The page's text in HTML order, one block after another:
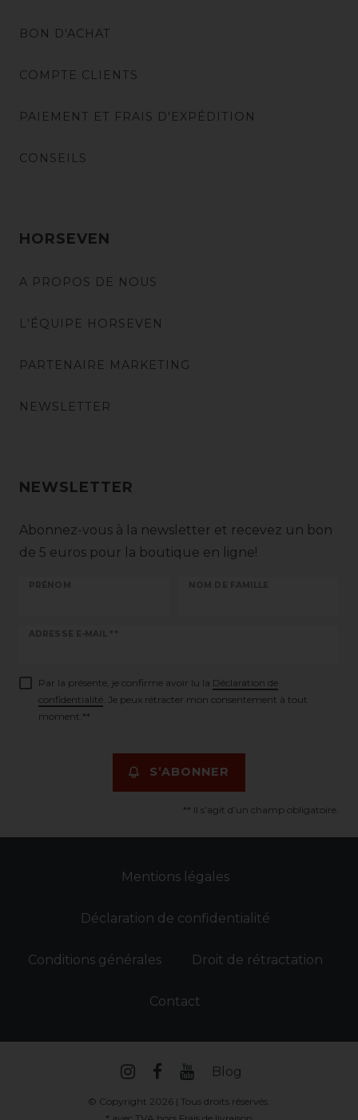
BON D'ACHAT
COMPTE CLIENTS
PAIEMENT ET FRAIS D'EXPÉDITION
CONSEILS
HORSEVEN
A PROPOS DE NOUS
L'ÉQUIPE HORSEVEN
PARTENAIRE MARKETING
NEWSLETTER
NEWSLETTER
Abonnez-vous à la newsletter et recevez un bon
de 5 euros pour la boutique en ligne!
PRÉNOM NOM DE FAMILLE
ADRESSE E-MAIL **
Ceres::Template.newsletterHoneypotLabel
Par la présente, je confirme avoir lu la Déclaration de
confidentialité . Je peux rétracter mon consentement à tout
moment.**
S’ABONNER
** Il s’agit d’un champ obligatoire.
Mentions légales
Déclaration de confidentialité
Conditions générales Droit de rétractation
Contact
Blog
© Copyright 2026 | Tous droits réservés.